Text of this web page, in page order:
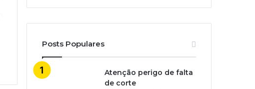
Posts Populares
Atenção perigo de falta
de corte